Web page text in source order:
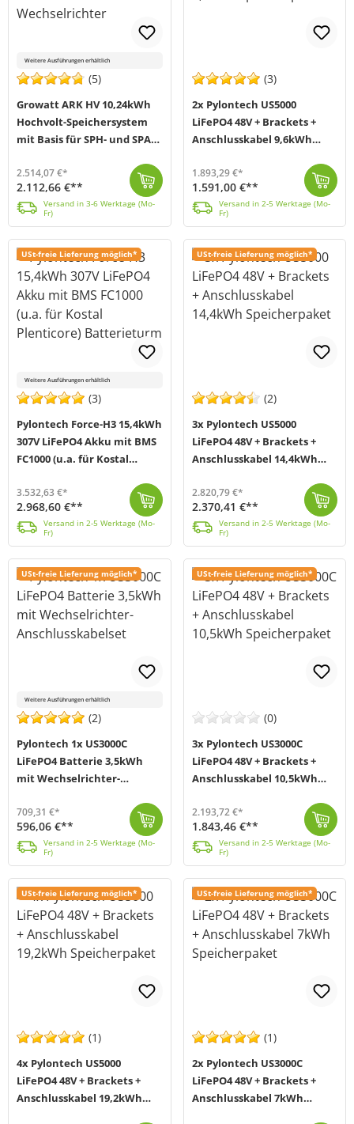
Weitere Ausführungen erhältlich
(5)
Growatt ARK HV 10,24kWh
Hochvolt-Speichersystem
mit Basis für SPH- und SPA-
2.514,07 €*
2.112,66 €**
Versand in 3-6 Werktage (Mo-
Fr)
(3)
2x Pylontech US5000
LiFePO4 48V + Brackets +
Anschlusskabel 9,6kWh
1.893,29 €*
1.591,00 €**
Versand in 2-5 Werktage (Mo-
Fr)
USt-freie Lieferung möglich*
Weitere Ausführungen erhältlich
(3)
Pylontech Force-H3 15,4kWh
307V LiFePO4 Akku mit BMS
FC1000 (u.a. für Kostal
3.532,63 €*
2.968,60 €**
Versand in 2-5 Werktage (Mo-
Fr)
USt-freie Lieferung möglich*
(2)
3x Pylontech US5000
LiFePO4 48V + Brackets +
Anschlusskabel 14,4kWh
2.820,79 €*
2.370,41 €**
Versand in 2-5 Werktage (Mo-
Fr)
USt-freie Lieferung möglich*
Weitere Ausführungen erhältlich
(2)
Pylontech 1x US3000C
LiFePO4 Batterie 3,5kWh
mit Wechselrichter-
709,31 €*
596,06 €**
Versand in 2-5 Werktage (Mo-
Fr)
USt-freie Lieferung möglich*
(0)
3x Pylontech US3000C
LiFePO4 48V + Brackets +
Anschlusskabel 10,5kWh
2.193,72 €*
1.843,46 €**
Versand in 2-5 Werktage (Mo-
Fr)
USt-freie Lieferung möglich*
(1)
4x Pylontech US5000
LiFePO4 48V + Brackets +
Anschlusskabel 19,2kWh
USt-freie Lieferung möglich*
(1)
2x Pylontech US3000C
LiFePO4 48V + Brackets +
Anschlusskabel 7kWh